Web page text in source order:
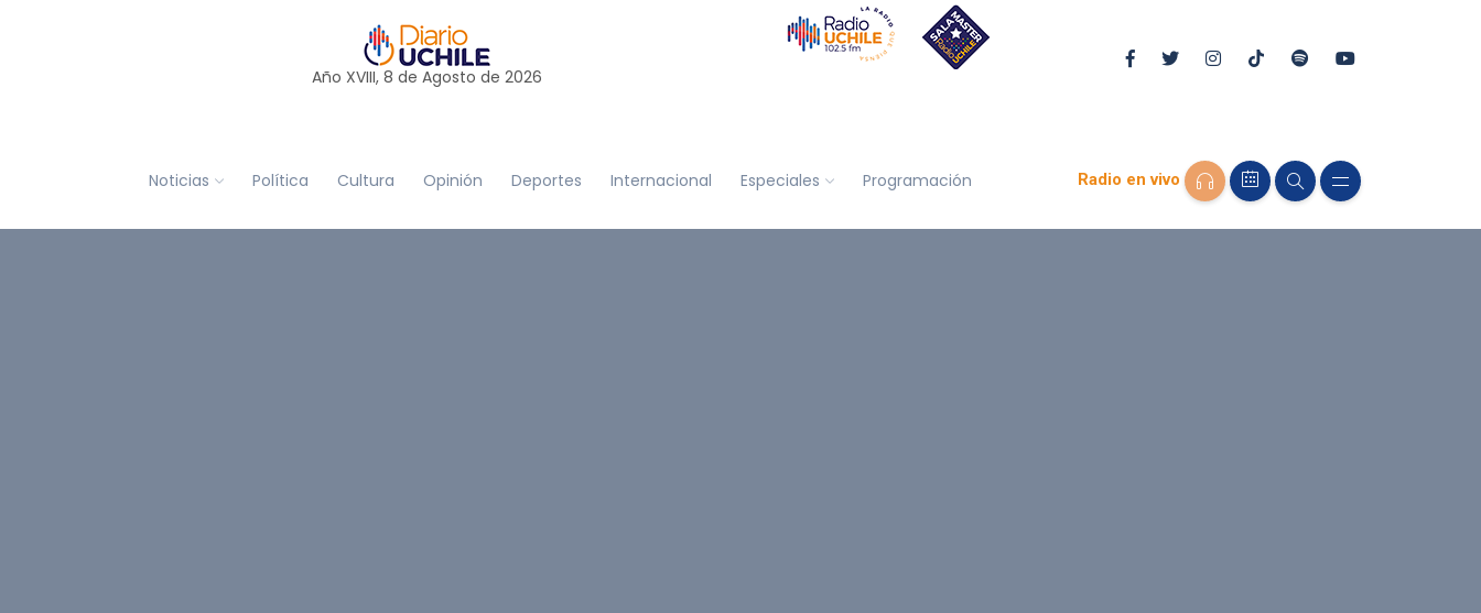
Año XVIII, 8 de Agosto de 2026
Noticias Política Cultura Opinión Deportes Internacional Especiales Programación Radio en vivo